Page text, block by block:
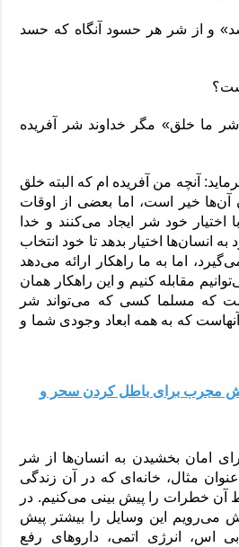
و از شر هر حسود آنگاه که حسد
ما خلق» مگر خداوند شر آفریده
آنچه من آفریده ام که البته خلق
آن‌ها خیر است، اما بعضی از اوقات
اختیار خود شر ایجاد می‌کنند و خدا
انسان‌ها اختیار بدهد تا خود انتخاب
اما به ما راهکار ارائه می‌دهد
مقابله کنیم و این راهکار همان
که مسلما کسی که می‌تواند شر
آنهاست که به همه ابعاد وجودی شما و
مجرب برای باطل کردن سحر و
امان بخشیدن به انسان‌ها از شر
عنوان مثال، خانه‌ای که در آن زندگی
آن خطرات را پیش بینی می‌کنیم. در
می‌رویم این وسایل را بیشتر پیش
اس، انرژی اتمی، دارو‌های رفع